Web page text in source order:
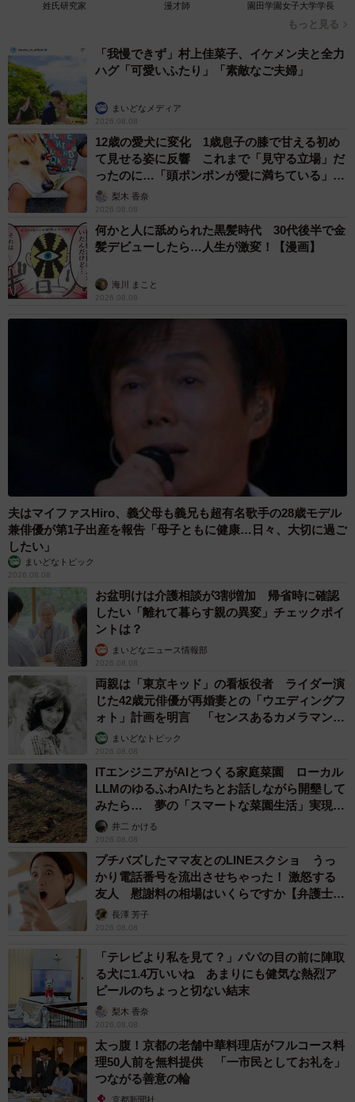
姓氏研究家 漫才師 園田学園女子大学学長
もっと見る
「我慢できず」村上佳菜子、イケメン夫と全力
ハグ「可愛いふたり」「素敵なご夫婦」
まいどなメディア
2026.08.08
12歳の愛犬に変化 1歳息子の膝で甘える初め
て見せる姿に反響 これまで「見守る立場」だ
ったのに…「頭ポンポンが愛に満ちている」
「尊…」
梨木 香奈
2026.08.08
何かと人に舐められた黒髪時代 30代後半で金
髪デビューしたら…人生が激変！【漫画】
海川 まこと
2026.08.08
夫はマイファスHiro、義父母も義兄も超有名歌手の28歳モデル
兼俳優が第1子出産を報告「母子ともに健康…日々、大切に過ご
したい」
まいどなトピック
2026.08.08
お盆明けは介護相談が3割増加 帰省時に確認
したい「離れて暮らす親の異変」チェックポイ
ントは？
まいどなニュース情報部
2026.08.08
両親は「東京キッド」の看板役者 ライダー演
じた42歳元俳優が再婚妻との「ウエディングフ
ォト」計画を明言 「センスあるカメラマン求
む」まいどなトピック
2026.08.08
ITエンジニアがAIとつくる家庭菜園 ローカル
LLMのゆるふわAIたちとお話しながら開墾して
みたら… 夢の「スマートな菜園生活」実現な
るか井二 かける
2026.08.08
プチバズしたママ友とのLINEスクショ うっ
かり電話番号を流出させちゃった！ 激怒する
友人 慰謝料の相場はいくらですか【弁護士が
解説】長澤 芳子
2026.08.08
「テレビより私を見て？」パパの目の前に陣取
る犬に1.4万いいね あまりにも健気な熱烈ア
ピールのちょっと切ない結末
梨木 香奈
2026.08.08
太っ腹！京都の老舗中華料理店がフルコース料
理50人前を無料提供 「一市民としてお礼を」
つながる善意の輪
京都新聞社